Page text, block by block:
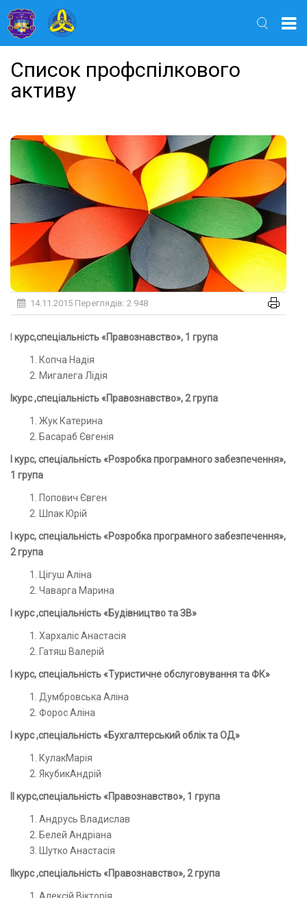
Список профспілкового
активу
14.11.2015 Переглядів: 2 948
І курс,спеціальність «Правознавство», 1 група
Копча Надія
Мигалега Лідія
Ікурс ,спеціальність «Правознавство», 2 група
Жук Катерина
Басараб Євгенія
І курс, спеціальність «Розробка програмного забезпечення»,
1 група
Попович Євген
Шпак Юрій
І курс, спеціальність «Розробка програмного забезпечення»,
2 група
Цігуш Аліна
Чаварга Марина
І курс ,спеціальність «Будівництво та ЗВ»
Хархаліс Анастасія
Гатяш Валерій
І курс, спеціальність «Туристичне обслуговування та ФК»
Думбровська Аліна
Форос Аліна
І курс ,спеціальність «Бухгалтерський облік та ОД»
КулакМарія
ЯкубикАндрій
ІІ курс,спеціальність «Правознавство», 1 група
Андрусь Владислав
Белей Андріана
Шутко Анастасія
курс ,спеціальність «Правознавство», 2 група
Алексій Вікторія